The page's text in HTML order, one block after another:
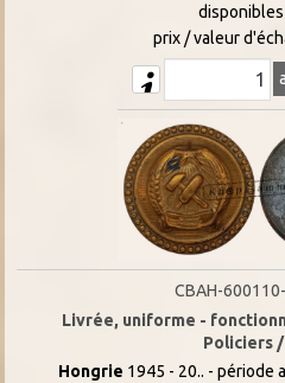
disponibles
prix / valeur
CBAH-
Livrée, uniforme -
Policiers
Hongrie 1945 - 20.. - période